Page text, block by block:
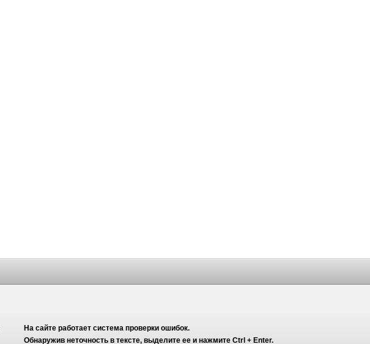
На сайте работает система проверки ошибок.
Обнаружив неточность в тексте, выделите ее и нажмите Ctrl + Enter.